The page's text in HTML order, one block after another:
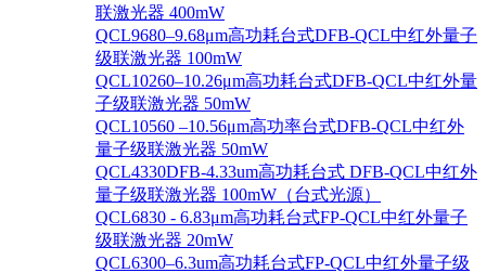
联激光器 400mW
QCL9680–9.68μm高功耗台式DFB-QCL中红外量子
级联激光器 100mW
QCL10260–10.26μm高功耗台式DFB-QCL中红外量
子级联激光器 50mW
QCL10560 –10.56μm高功率台式DFB-QCL中红外
量子级联激光器 50mW
QCL4330DFB-4.33um高功耗台式 DFB-QCL中红外
量子级联激光器 100mW（台式光源）
QCL6830 - 6.83μm高功耗台式FP-QCL中红外量子
级联激光器 20mW
QCL6300–6.3um高功耗台式FP-QCL中红外量子级